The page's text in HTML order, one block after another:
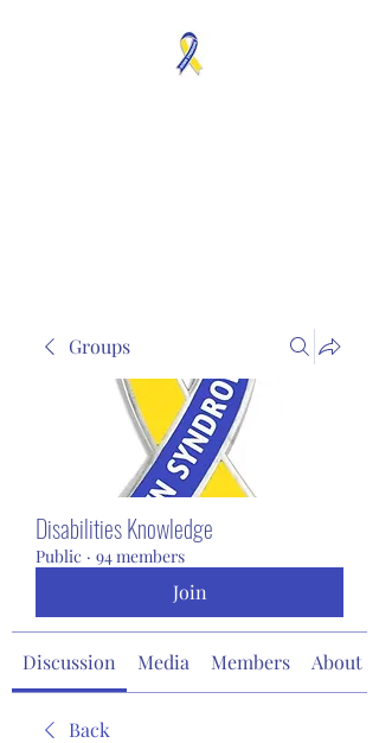
Groups
Disabilities Knowledge
Public · 94 members
Join
Discussion Media Members About
Back